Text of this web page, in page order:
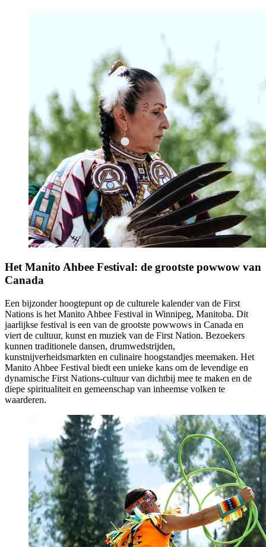
Het Manito Ahbee Festival: de grootste powwow van
Canada
Een bijzonder hoogtepunt op de culturele kalender van de First
Nations is het Manito Ahbee Festival in Winnipeg, Manitoba. Dit
jaarlijkse festival is een van de grootste powwows in Canada en
viert de cultuur, kunst en muziek van de First Nation. Bezoekers
kunnen traditionele dansen, drumwedstrijden,
kunstnijverheidsmarkten en culinaire hoogstandjes meemaken. Het
Manito Ahbee Festival biedt een unieke kans om de levendige en
dynamische First Nations-cultuur van dichtbij mee te maken en de
diepe spiritualiteit en gemeenschap van inheemse volken te
waarderen.